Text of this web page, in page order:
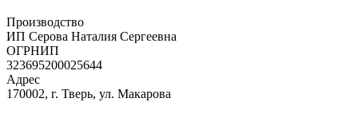
Производство
ИП Серова Наталия Сергеевна
ОГРНИП
323695200025644
Адрес
170002, г. Тверь, ул. Макарова